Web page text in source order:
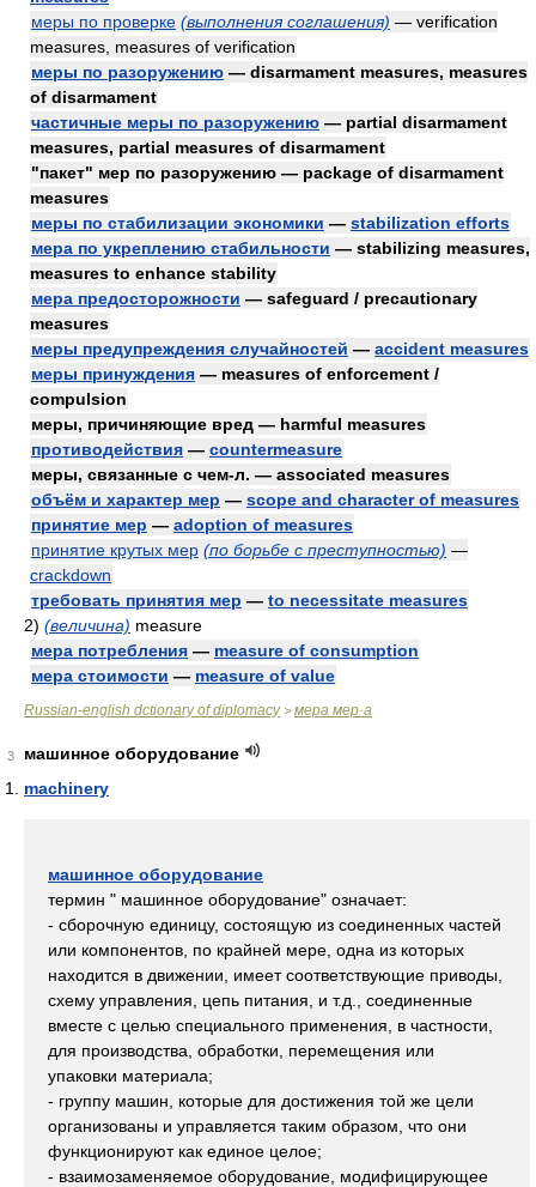
меры по проверке (выполнения соглашения) — verification
measures, measures of verification
меры по разоружению — disarmament measures, measures
of disarmament
частичные меры по разоружению — partial disarmament
measures, partial measures of disarmament
"пакет" мер по разоружению — package of disarmament
measures
меры по стабилизации экономики — stabilization efforts
мера по укреплению стабильности — stabilizing measures,
measures to enhance stability
мера предосторожности — safeguard / precautionary
measures
меры предупреждения случайностей — accident measures
меры принуждения — measures of enforcement /
compulsion
меры, причиняющие вред — harmful measures
противодействия — countermeasure
меры, связанные с чем-л. — associated measures
объём и характер мер — scope and character of measures
принятие мер — adoption of measures
принятие крутых мер (по борьбе с преступностью) —
crackdown
требовать принятия мер — to necessitate measures
2) (величина) measure
мера потребления — measure of consumption
мера стоимости — measure of value
Russian-english dctionary of diplomacy> мера мер·а
3
машинное оборудование
machinery
машинное оборудование
термин " машинное оборудование" означает:
- сборочную единицу, состоящую из соединенных частей
или компонентов, по крайней мере, одна из которых
находится в движении, имеет соответствующие приводы,
схему управления, цепь питания, и т.д., соединенные
вместе с целью специального применения, в частности,
для производства, обработки, перемещения или
упаковки материала;
- группу машин, которые для достижения той же цели
организованы и управляется таким образом, что они
функционируют как единое целое;
- взаимозаменяемое оборудование, модифицирующее